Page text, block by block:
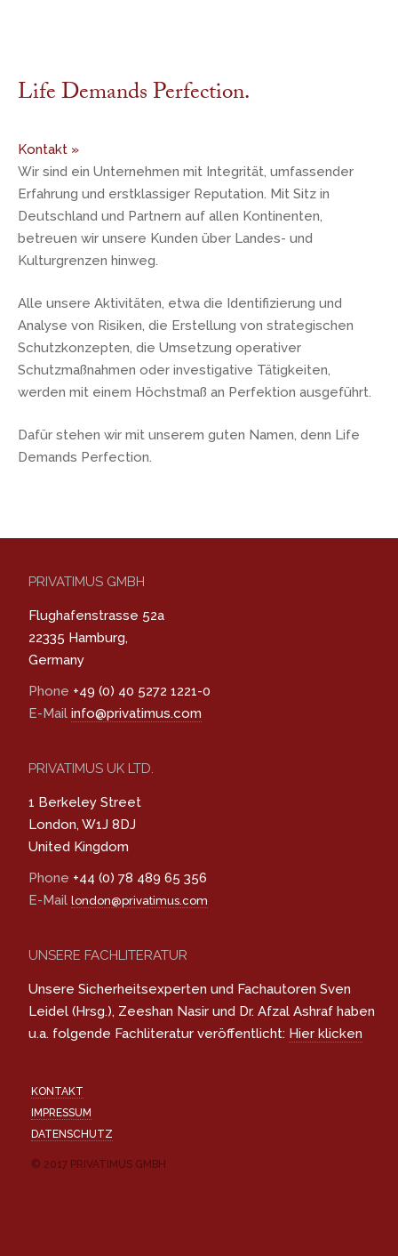
Life Demands Perfection.
Kontakt »
Wir sind ein Unternehmen mit Integrität, umfassender
Erfahrung und erstklassiger Reputation. Mit Sitz in
Deutschland und Partnern auf allen Kontinenten,
betreuen wir unsere Kunden über Landes- und
Kulturgrenzen hinweg.
Alle unsere Aktivitäten, etwa die Identifizierung und
Analyse von Risiken, die Erstellung von strategischen
Schutzkonzepten, die Umsetzung operativer
Schutzmaßnahmen oder investigative Tätigkeiten,
werden mit einem Höchstmaß an Perfektion ausgeführt.
Dafür stehen wir mit unserem guten Namen, denn Life
Demands Perfection.
PRIVATIMUS GMBH
Flughafenstrasse 52a
22335 Hamburg,
Germany
Phone +49 (0) 40 5272 1221-0
E-Mail info@privatimus.com
PRIVATIMUS UK LTD.
1 Berkeley Street
London, W1J 8DJ
United Kingdom
Phone +44 (0) 78 489 65 356
E-Mail london@privatimus.com
UNSERE FACHLITERATUR
Unsere Sicherheitsexperten und Fachautoren Sven
Leidel (Hrsg.), Zeeshan Nasir und Dr. Afzal Ashraf haben
u.a. folgende Fachliteratur veröffentlicht: Hier klicken
KONTAKT
IMPRESSUM
DATENSCHUTZ
© 2017 PRIVATIMUS GMBH